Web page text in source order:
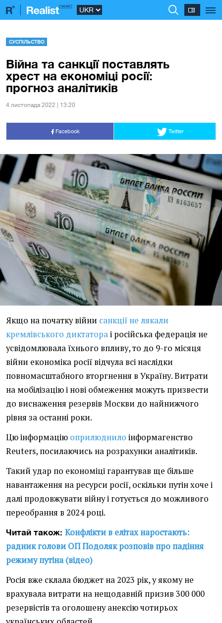
СУСПІЛЬСТВО
Війна та санкції поставлять
хрест на економіці росії:
прогноз аналітиків
4 листопада 2022 | 13:20
Facebook Twitter
Якщо на початку війни санкції не лякали
кремлівського диктатораі російська федерація не
усвідомлювала їхнього впливу, то до 9-го місяця
війни економіка росії відчула всі наслідки
повномасштабного вторгнення в Україну. Витрати
на мобілізацію і нові обмеження можуть призвести
до виснаження резервів Москви до найнижчого
рівня за останні роки.
Цю інформацію оприлюднило інформагенство
Reuters, посилаючись на розрахунки аналітиків.
Такий удар по економіці гарантував ще більше
навантаження на ресурси росії, оскільки путін хоче і
далі продовжувати війну і готується до можливого
переобрання в 2024 році.
Читай також: Конфлікти в елітах наростають:
радник голови ОП Подоляк розповів про падіння
режиму путіна (відео)
Росія вже склала бюджет на 2023 рік, у якому не
врахувала витрати на нещодавній призив 300 000
резервістів та оголошену анексію чотирьох